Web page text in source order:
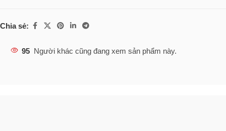
Chia sẻ:
95 Người khác cũng đang xem sản phẩm này.